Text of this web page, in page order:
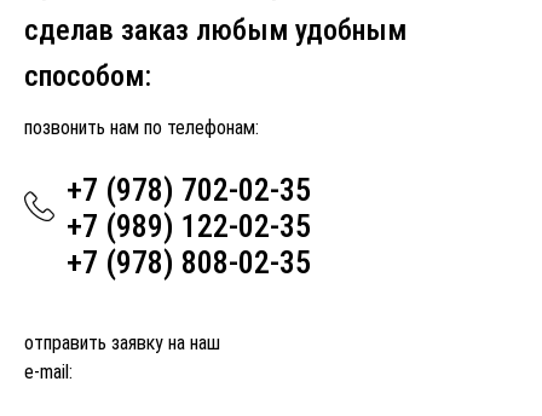
сделав заказ любым удобным
способом:
позвонить нам по телефонам:
+7 (978) 702-02-35
+7 (989) 122-02-35
+7 (978) 808-02-35
отправить заявку на наш
e-mail: